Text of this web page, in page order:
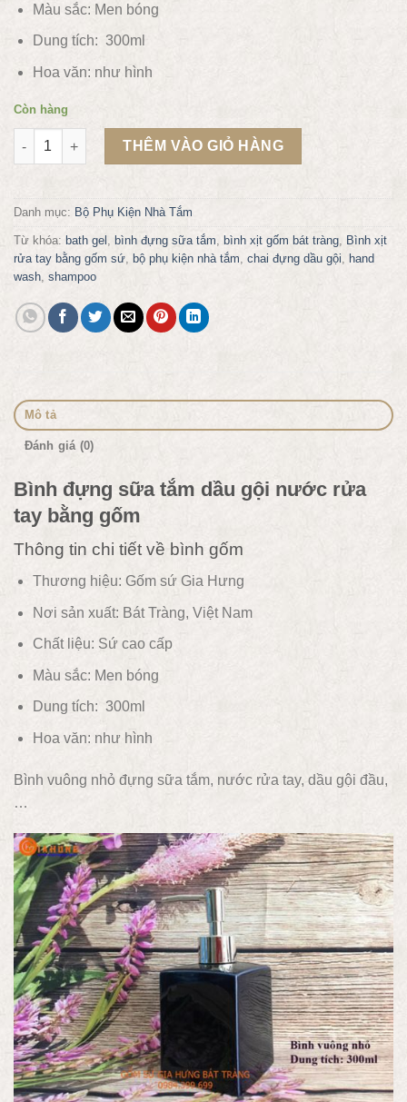
Màu sắc: Men bóng
Dung tích: 300ml
Hoa văn: như hình
Còn hàng
Bình đựng sữa tắm dầu gội nước rửa tay bằng gốm NT300 số
THÊM VÀO GIỎ HÀNG
Danh mục: Bộ Phụ Kiện Nhà Tắm
Từ khóa: bath gel , bình đựng sữa tắm, bình xịt gốm bát tràng, Bình xịt
rửa tay bằng gốm sứ, bộ phụ kiện nhà tắm, chai đựng dầu gội, hand
wash, shampoo
Mô tả
Đánh giá (0)
Bình đựng sữa tắm dầu gội nước rửa
tay bằng gốm
Thông tin chi tiết về bình gốm
Thương hiệu: Gốm sứ Gia Hưng
Nơi sản xuất: Bát Tràng, Việt Nam
Chất liệu: Sứ cao cấp
Màu sắc: Men bóng
Dung tích: 300ml
Hoa văn: như hình
Bình vuông nhỏ đựng sữa tắm, nước rửa tay, dầu gội đầu,
…